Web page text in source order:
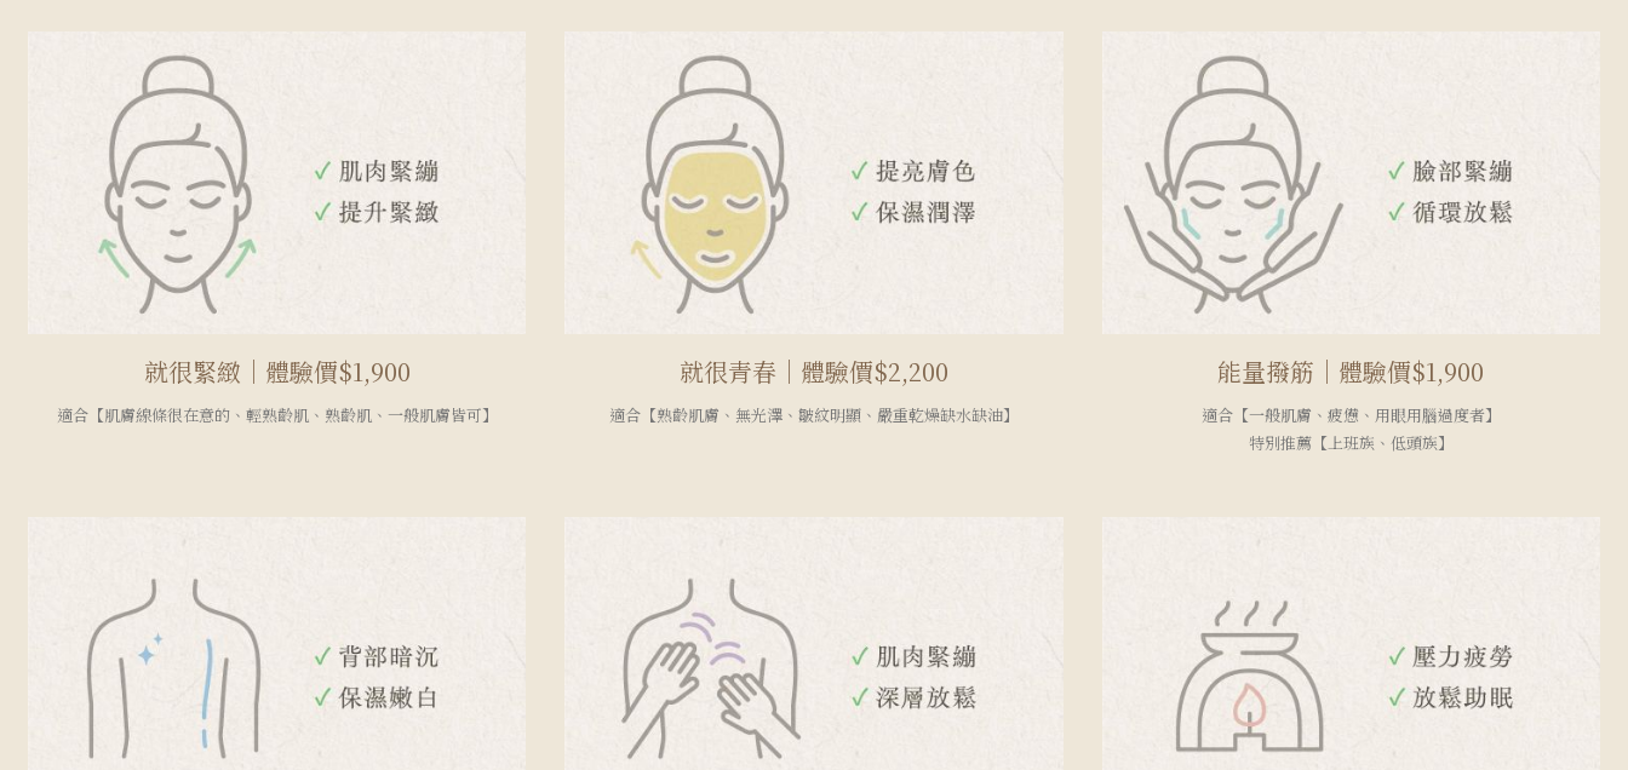
就很緊緻｜體驗價$1,900
適合【肌膚線條很在意的、輕熟齡肌、熟齡肌、一般肌膚皆可】
就很青春｜體驗價$2,200
適合【熟齡肌膚、無光澤、皺紋明顯、嚴重乾燥缺水缺油】
能量撥筋｜體驗價$1,900
適合【一般肌膚、疲憊、用眼用腦過度者】
特別推薦【上班族、低頭族】